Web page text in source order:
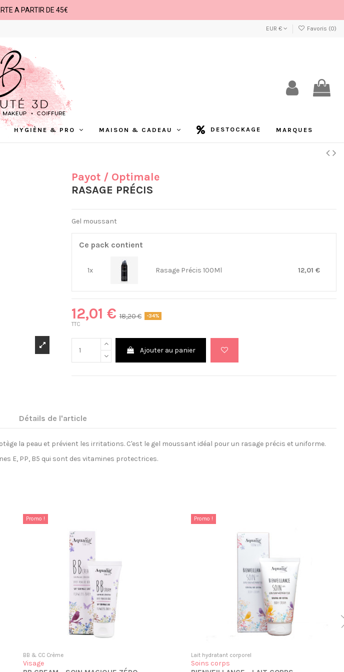
A PARTIR DE 45€
EUR € Favoris (0)
HYGIÈNE & PRO MAISON & CADEAU DESTOCKAGE MARQUES
Payot / Optimale
RASAGE PRÉCIS
Gel moussant
Ce pack contient
1x Rasage Précis 100Ml 12,01 €
12,01 € 18,20 €
-34%
TTC
Ajouter au panier
Détails de l'article
la peau et prévient les irritations. C'est le gel moussant idéal pour un rasage précis et uniforme.
E, PP, B5 qui sont des vitamines protectrices.
Promo !
BB & CC Crème
Visage
Promo !
Lait hydratant corporel
Soins corps